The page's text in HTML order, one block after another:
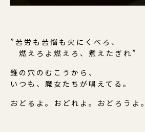
”苦労も苦悩も火にくべろ、
燃えろよ燃えろ、煮えたぎれ”
錐の穴のむこうから、
いつも、魔女たちが唱えてる。
おどるよ。おどれよ。おどろうよ。